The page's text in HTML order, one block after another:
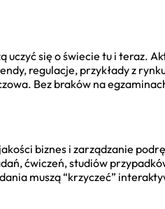
uczyć się o świecie tu i teraz.
regulacje, przykłady z
Bez braków na
biznes i zarządzanie
ćwiczeń, studiów
muszą “krzyczeć”